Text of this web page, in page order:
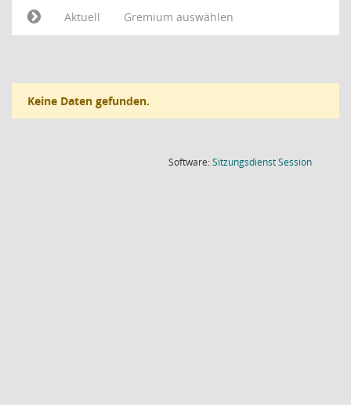
Aktuell
Gremium auswählen
Keine Daten gefunden.
Software:SitzungsdienstSession(Wird in